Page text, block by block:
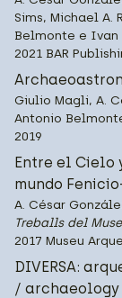
Sims, Michael A.
Belmonte e Ivan
2021 BAR
Giulio Magli, A.
Antonio
2019
Entre el Cielo
mundo
A. César
Treballs del
2017 Museu
DIVERSA:
/ archaeology